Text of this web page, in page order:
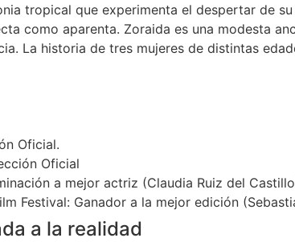
tropical que experimenta el despertar de
como aparenta. Zoraida es una modesta
La historia de tres mujeres de distintas
Oficial.
Oficial
a mejor actriz (Claudia Ruiz del
Festival: Ganador a la mejor edición
a la realidad